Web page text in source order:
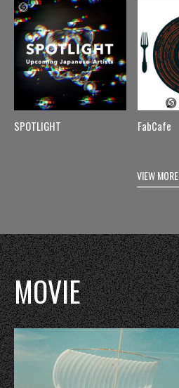
SPOTLIGHT FabCafe
VIEW MORE
MOVIE